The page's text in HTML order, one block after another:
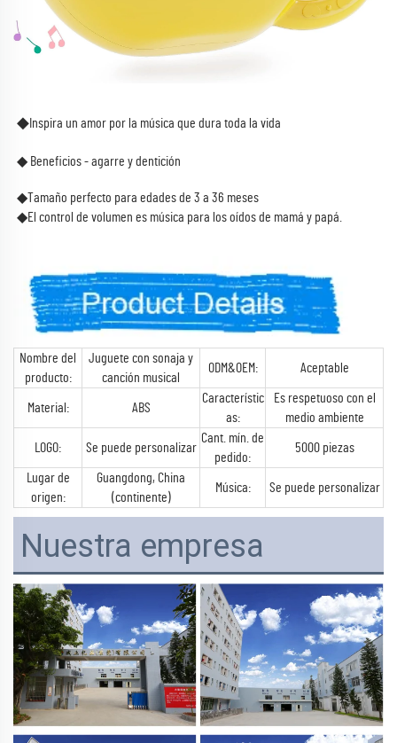
◆ Inspira un amor por la música que dura toda la vida
◆ Beneficios - agarre y dentición
◆Tamaño perfecto para edades de 3 a 36 meses
◆El control de volumen es música para los oídos de mamá y papá.
Nombre del
producto:
Juguete con sonaja y
canción musical
ODM&OEM: Aceptable
Material: ABS
Característic
as:
Es respetuoso con el
medio ambiente
LOGO: Se puede personalizar
Cant. mín. de
pedido:
5000 piezas
Lugar de
origen:
Guangdong, China
(continente)
Música: Se puede personalizar
Nuestra empresa